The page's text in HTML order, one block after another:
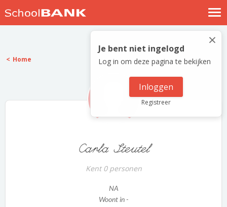
Nostalgische verhalen
Log in
Meld je gratis aan
×
Je bent niet ingelogd
Log in om deze pagina te bekijken
Inloggen
Registreer
Home
Carla Steutel
Kent 0 personen
NA
Woont in -